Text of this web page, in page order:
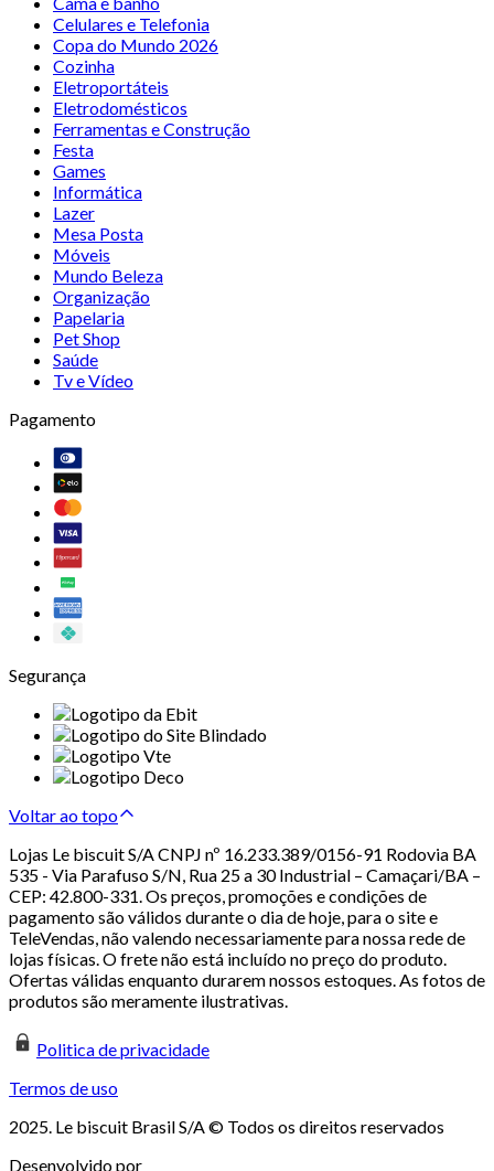
Celulares e Telefonia
Copa do Mundo 2026
Cozinha
Eletroportáteis
Eletrodomésticos
Ferramentas e Construção
Festa
Games
Informática
Lazer
Mesa Posta
Móveis
Mundo Beleza
Organização
Papelaria
Pet Shop
Saúde
Tv e Vídeo
Pagamento
Segurança
Voltar ao topo
Lojas Le biscuit S/A CNPJ nº 16.233.389/0156-91 Rodovia BA
535 - Via Parafuso S/N, Rua 25 a 30 Industrial – Camaçari/BA –
CEP: 42.800-331. Os preços, promoções e condições de
pagamento são válidos durante o dia de hoje, para o site e
TeleVendas, não valendo necessariamente para nossa rede de
lojas físicas. O frete não está incluído no preço do produto.
Ofertas válidas enquanto durarem nossos estoques. As fotos de
produtos são meramente ilustrativas.
Politica de privacidade
Termos de uso
2025. Le biscuit Brasil S/A © Todos os direitos reservados
Desenvolvido por